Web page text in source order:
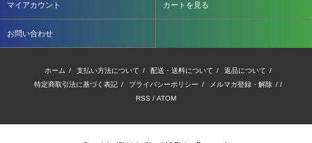
マイアカウント カートを見る
お問い合わせ
ホーム / 支払い方法について / 配送・送料について / 返品について /
特定商取引法に基づく表記 / プライバシーポリシー / メルマガ登録・解除 / /
RSS / ATOM